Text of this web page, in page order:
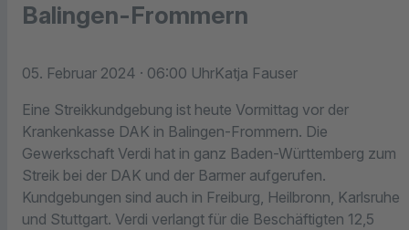
Balingen-Frommern
05. Februar 2024 · 06:00 UhrKatja Fauser
Eine Streikkundgebung ist heute Vormittag vor der
Krankenkasse DAK in Balingen-Frommern. Die
Gewerkschaft Verdi hat in ganz Baden-Württemberg zum
Streik bei der DAK und der Barmer aufgerufen.
Kundgebungen sind auch in Freiburg, Heilbronn, Karlsruhe
und Stuttgart. Verdi verlangt für die Beschäftigten 12,5